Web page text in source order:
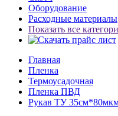
Оборудование
Расходные материалы
Показать все
Главная
Пленка
Термоусадочная
Пленка ПВД
Рукав ТУ